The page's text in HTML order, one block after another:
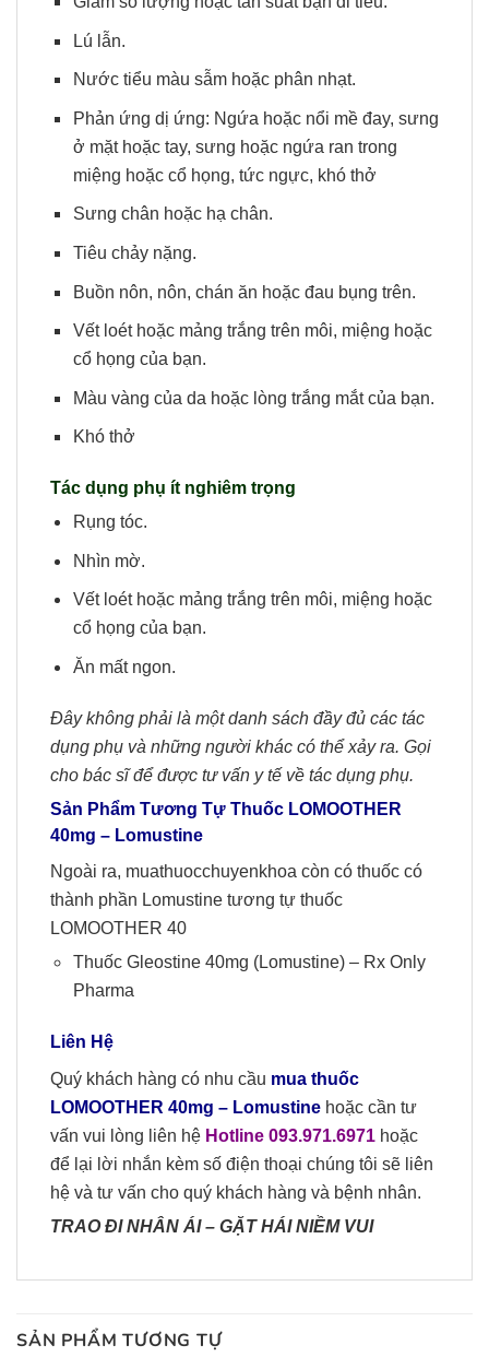
Lú lẫn.
Nước tiểu màu sẫm hoặc phân nhạt.
Phản ứng dị ứng: Ngứa hoặc nổi mề đay, sưng
ở mặt hoặc tay, sưng hoặc ngứa ran trong
miệng hoặc cổ họng, tức ngực, khó thở
Sưng chân hoặc hạ chân.
Tiêu chảy nặng.
Buồn nôn, nôn, chán ăn hoặc đau bụng trên.
Vết loét hoặc mảng trắng trên môi, miệng hoặc
cổ họng của bạn.
Màu vàng của da hoặc lòng trắng mắt của bạn.
Khó thở
Tác dụng phụ ít nghiêm trọng
Rụng tóc.
Nhìn mờ.
Vết loét hoặc mảng trắng trên môi, miệng hoặc
cổ họng của bạn.
Ăn mất ngon.
Đây không phải là một danh sách đầy đủ các tác
dụng phụ và những người khác có thể xảy ra. Gọi
cho bác sĩ để được tư vấn y tế về tác dụng phụ.
Sản Phẩm Tương Tự Thuốc LOMOOTHER
40mg – Lomustine
Ngoài ra, muathuocchuyenkhoa còn có thuốc có
thành phần Lomustine tương tự thuốc
LOMOOTHER 40
Thuốc Gleostine 40mg (Lomustine) – Rx Only
Pharma
Liên Hệ
Quý khách hàng có nhu cầu mua thuốc
LOMOOTHER 40mg – Lomustine hoặc cần tư
vấn vui lòng liên hệ Hotline 093.971.6971 hoặc
để lại lời nhắn kèm số điện thoại chúng tôi sẽ liên
hệ và tư vấn cho quý khách hàng và bệnh nhân.
TRAO ĐI NHÂN ÁI– GẶT HÁI NIỀM VUI
SẢN PHẨM TƯƠNG TỰ